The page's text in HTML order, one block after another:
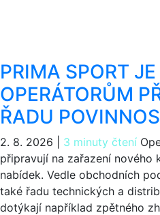
PRIMA SPORT
OPERÁTORŮM
ŘADU
2. 8. 2026 3 minuty čtení
připravují na zařazení nového
nabídek. Vedle obchodních
také řadu technických a
dotýkají například zpětného